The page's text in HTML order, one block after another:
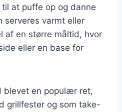
at puffe op og danne
serveres varmt eller
af en større måltid, hvor
eller en base for
blevet en populær ret,
grillfester og som take-